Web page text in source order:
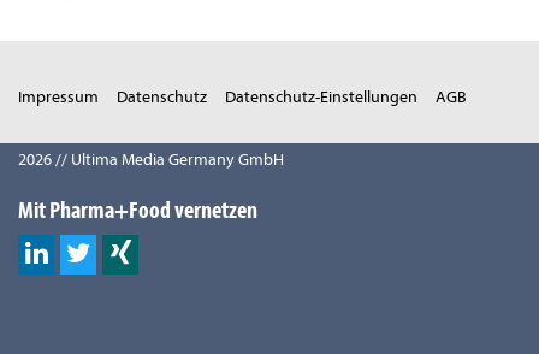
Impressum Datenschutz Datenschutz-Einstellungen AGB
2026 // Ultima Media Germany GmbH
Mit Pharma+Food vernetzen